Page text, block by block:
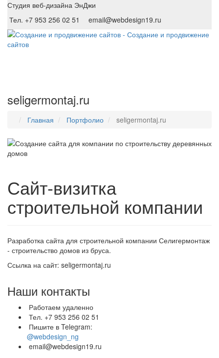
Студия веб-дизайна ЭнДжи
Тел. +7 953 256 02 51
email@webdesign19.ru
seligermontaj.ru
Главная Портфолио seligermontaj.ru
Сайт-визитка
строительной компании
Разработка сайта для строительной компании Селигермонтаж
- строительство домов из бруса.
Ссылка на сайт: seligermontaj.ru
Наши контакты
Работаем удаленно
Тел. +7 953 256 02 51
Пишите в Telegram:
@webdesign_ng
email@webdesign19.ru